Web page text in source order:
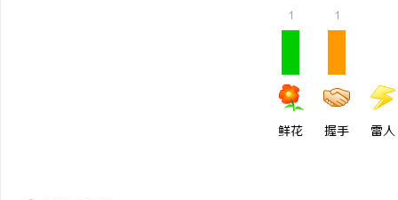
1
鲜花
1
握手 雷人